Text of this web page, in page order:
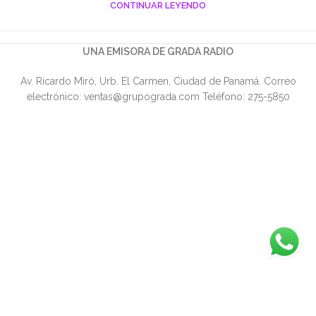
CONTINUAR LEYENDO
UNA EMISORA DE GRADA RADIO
Av. Ricardo Miró, Urb. El Carmen, Ciudad de Panamá. Correo
electrónico: ventas@grupograda.com Teléfono: 275-5850